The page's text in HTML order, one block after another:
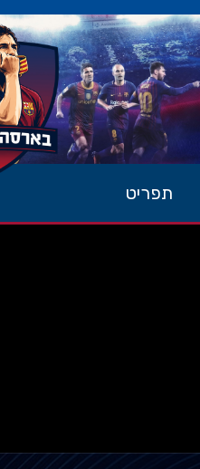
תפריט